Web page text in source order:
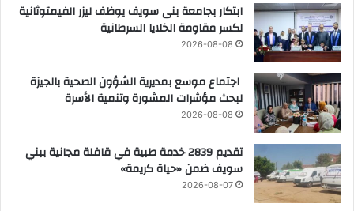
ابتكار بجامعة بنى سويف يوظف ليزر الفيمتوثانية
لكسر مقاومة الخلايا السرطانية
2026-08-08
اجتماع موسع بمديرية الشؤون الصحية بالجيزة
لبحث مؤشرات المشورة وتنمية الأسرة
2026-08-08
تقديم 2839 خدمة طبية في قافلة مجانية ببني
سويف ضمن «حياة كريمة»
2026-08-07